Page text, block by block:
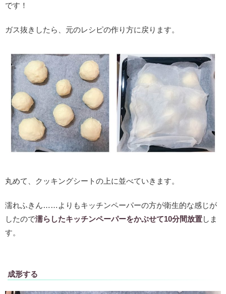
です！
ガス抜きしたら、元のレシピの作り方に戻ります。
丸めて、クッキングシートの上に並べていきます。
濡れふきん……よりもキッチンペーパーの方が衛生的な感じが
したので濡らしたキッチンペーパーをかぶせて10分間放置しま
す。
成形する